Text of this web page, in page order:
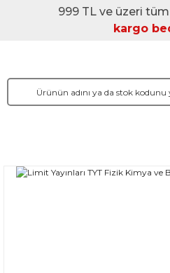
999 TL ve üzeri
kargo